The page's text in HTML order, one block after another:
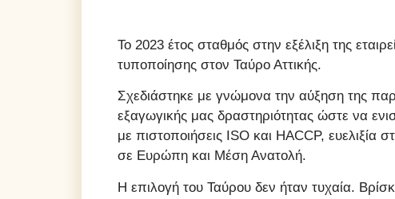
Το 2023 έτος σταθμός στην εξέλιξη της
τυποποίησης στον Ταύρο Αττικής.
Σχεδιάστηκε με γνώμονα την αύξηση της
εξαγωγικής μας δραστηριότητας ώστε να
με πιστοποιήσεις ISO και HACCP,
σε Ευρώπη και Μέση Ανατολή.
Η επιλογή του Ταύρου δεν ήταν τυχαία.